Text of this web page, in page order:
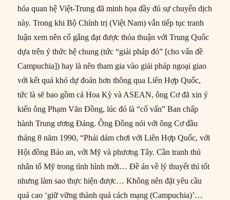
hóa quan hệ Việt-Trung đã minh họa đầy đủ sự chuyển dịch
này. Trong khi Bộ Chính trị (Việt Nam) vẫn tiếp tục tranh
luận xem nên cố gắng đạt được thỏa thuận với Trung Quốc
dựa trên ý thức hệ chung (tức “giải pháp đỏ” [cho vấn đề
Campuchia]) hay là nên tham gia vào giải pháp ngoại giao
với kết quả khó dự đoán hơn thông qua Liên Hợp Quốc,
tức là sẽ bao gồm cả Hoa Kỳ và ASEAN, ông Cơ đã xin ý
kiến ông Phạm Văn Đồng, lúc đó là “cố vấn” Ban chấp
hành Trung ương Đảng. Ông Đồng nói với ông Cơ đầu
tháng 8 năm 1990, “Phải dám chơi với Liên Hợp Quốc, với
Hội đồng Bảo an, với Mỹ và phương Tây. Cần tranh thủ
nhân tố Mỹ trong tình hình mới… Đề án về lý thuyết thì tốt
nhưng làm sao thực hiện được… Không nên đặt yêu cầu
quá cao ‘giữ vững thành quả cách mạng (Campuchia)’…